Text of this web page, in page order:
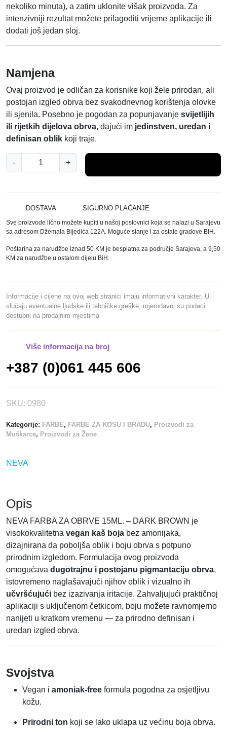
nekoliko minuta), a zatim uklonite višak proizvoda. Za
intenzivniji rezultat možete prilagoditi vrijeme aplikacije ili
dodati još jedan sloj.
Namjena
Ovaj proizvod je odličan za korisnike koji žele prirodan, ali
postojan izgled obrva bez svakodnevnog korištenja olovke
ili sjenila. Posebno je pogodan za popunjavanje svijetlijih
ili rijetkih dijelova obrva, dajući im jedinstven, uredan i
definisan oblik koji traje.
-
E
A
A
R
A
A
O
B
R
V
5
L
.
D
A
K
O
N
k
o
l
i
č
i
n
a
+
DOSTAVA SIGURNO PLAĆANJE
Sve proizvode lično možete kupiti u našoj poslovnici koja se nalazi u Sarajevu
sa adresom Džemala Bijedića 122A. Moguće slanje i za ostale gradove BIH.
Poštarina za narudžbe iznad 50 KM je besplatna za područje Sarajeva, a 9,50
KM za narudžbe u ostalom dijelu BiH.
Informacije i cijene na ovoj web stranici imaju informativni karakter. U
slučaju eventualne ljudske ili tehničke greške, mjerodavni su podaci
dostupni na prodajnim mjestima
Više informacija na broj
+387 (0)061 445 606
SKU: 0980
Kategorije: FARBE, FARBE ZA KOSU I BRADU, Proizvodi za
Muškarce, Proizvodi za Žene
NEVA
Opis
NEVA FARBA ZA OBRVE 15ML. – DARK BROWN je
visokokvalitetna vegan kaš boja bez amonijaka,
dizajnirana da poboljša oblik i boju obrva s potpuno
prirodnim izgledom. Formulacija ovog proizvoda
omogućava dugotrajnu i postojanu pigmantaciju obrva,
istovremeno naglašavajući njihov oblik i vizualno ih
učvršćujući bez izazivanja iritacije. Zahvaljujući praktičnoj
aplikaciji s uključenom četkicom, boju možete ravnomjerno
nanijeti u kratkom vremenu — za prirodno definisan i
uredan izgled obrva.
Svojstva
Vegan i amoniak-free formula pogodna za osjetljivu
kožu.
Prirodni ton koji se lako uklapa uz većinu boja obrva.